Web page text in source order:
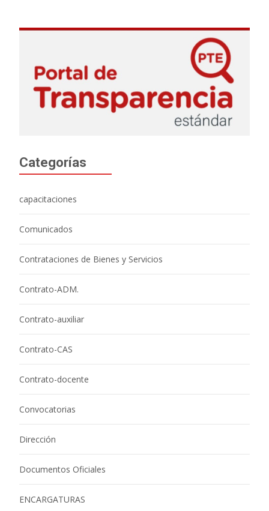
Categorías
capacitaciones
Comunicados
Contrataciones de Bienes y Servicios
Contrato-ADM.
Contrato-auxiliar
Contrato-CAS
Contrato-docente
Convocatorias
Dirección
Documentos Oficiales
ENCARGATURAS